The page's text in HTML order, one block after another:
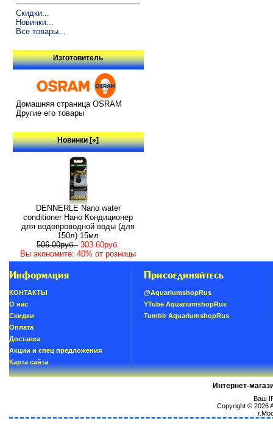
Скидки...
Новинки...
Все товары...
Изготовитель
Домашняя страница OSRAM
Другие его товары
Новинки [»]
DENNERLE Nano water
conditioner Нано Кондиционер
для водопроводной воды (для
150л) 15мл
506.00руб. 303.60руб.
Вы экономите: 40% от розницы
Информация
КОНТАКТЫ
О нас
Скидки
Oплатa
Доставка
Акции и спец предложения
Карта сайта
Присоединяйтесь
@AquariumshopRus
YTube AquariumshopRus
Tumblr AquariumshopRus
Интернет-
Ваш
Copyright © 2026